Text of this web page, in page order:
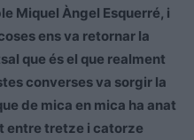
Miquel Àngel Esquerré, i
ens va retornar la
que és el que realment
converses va sorgir la
de mica en mica ha anat
entre tretze i catorze